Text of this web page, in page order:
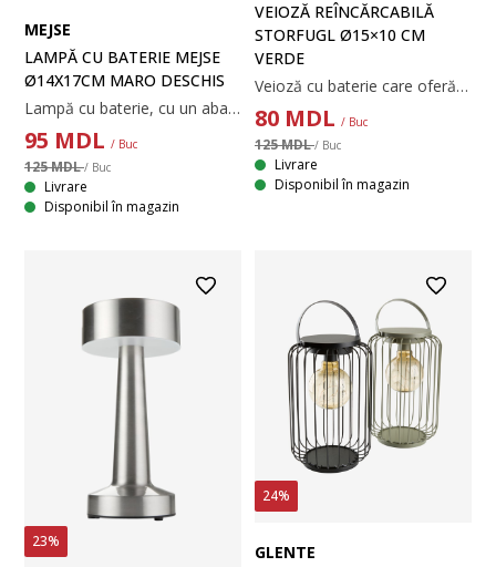
MEJSE
LAMPĂ CU BATERIE MEJSE
Ø14X17CM MARO DESCHIS
Lampă cu baterie, cu un abajur decorativ din sticlă maro deschis, cu textură spiralată. Designul său alimentat cu baterii vă oferă flexibilitatea de a o amplasa oriunde. Lampa include și un temporizator încorporat convenabil. Necesită 4 baterii AA (neincluse). Ø14 x H17 cm
95 MDL / Buc
125 MDL/ Buc
Livrare
Disponibil în magazin
VEIOZĂ REÎNCĂRCABILĂ
STORFUGL Ø15×10 CM
VERDE
Veioză cu baterie care oferă o lumină plăcută pentru grădina sau balconul dumneavoastră. Această veioză compactă are o bază verde închis și un abajur în formă de glob cu un finisaj decorativ cu striații. Dispune de o funcție practică de temporizator pentru iluminare automată. Ø15 x H10 cm
80 MDL / Buc
125 MDL/ Buc
Livrare
Disponibil în magazin
23%
24%
GLENTE